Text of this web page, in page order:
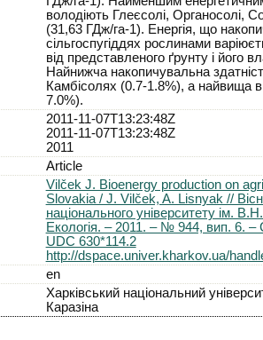
володіють Глеєсолі, Органосолі,
(31,63 ГДж/га-1). Енергія, що
сільгоспугіддях рослинами
від представленого ґрунту і його
Найнижча накопичувальна
Камбісолях (0.7-1.8%), а найвища
7.0%).
2011-11-07T13:23:48Z
2011-11-07T13:23:48Z
2011
Article
Vilček J. Bioenergy production on
Slovakia / J. Vilček, A. Lisnyak //
нацiонального унiверситету iм.
Екологія. – 2011. – № 944, вип. 6. –
UDC 630*114.2
http://dspace.univer.kharkov.ua/
en
Харкiвський нацiональний
Каразiна